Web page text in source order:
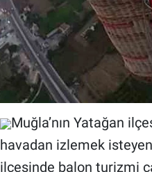
Muğla’nın Yatağan
havadan izlemek
ilçesinde balon turizmi